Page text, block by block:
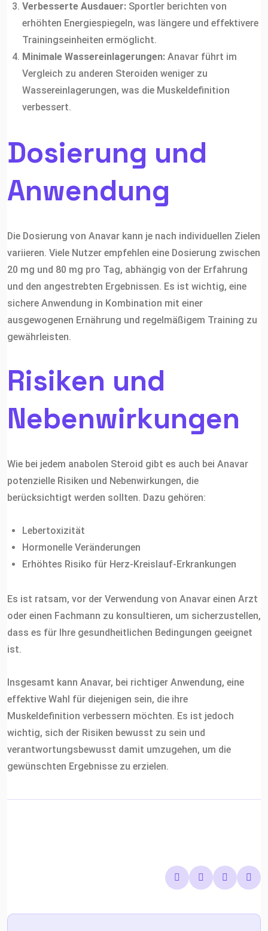
Verbesserte Ausdauer: Sportler berichten von
erhöhten Energiespiegeln, was längere und effektivere
Trainingseinheiten ermöglicht.
Minimale Wassereinlagerungen: Anavar führt im
Vergleich zu anderen Steroiden weniger zu
Wassereinlagerungen, was die Muskeldefinition
verbessert.
Dosierung und
Anwendung
Die Dosierung von Anavar kann je nach individuellen Zielen
variieren. Viele Nutzer empfehlen eine Dosierung zwischen
20 mg und 80 mg pro Tag, abhängig von der Erfahrung
und den angestrebten Ergebnissen. Es ist wichtig, eine
sichere Anwendung in Kombination mit einer
ausgewogenen Ernährung und regelmäßigem Training zu
gewährleisten.
Risiken und
Nebenwirkungen
Wie bei jedem anabolen Steroid gibt es auch bei Anavar
potenzielle Risiken und Nebenwirkungen, die
berücksichtigt werden sollten. Dazu gehören:
Lebertoxizität
Hormonelle Veränderungen
Erhöhtes Risiko für Herz-Kreislauf-Erkrankungen
Es ist ratsam, vor der Verwendung von Anavar einen Arzt
oder einen Fachmann zu konsultieren, um sicherzustellen,
dass es für Ihre gesundheitlichen Bedingungen geeignet
ist.
Insgesamt kann Anavar, bei richtiger Anwendung, eine
effektive Wahl für diejenigen sein, die ihre
Muskeldefinition verbessern möchten. Es ist jedoch
wichtig, sich der Risiken bewusst zu sein und
verantwortungsbewusst damit umzugehen, um die
gewünschten Ergebnisse zu erzielen.